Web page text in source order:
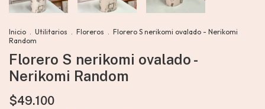
Inicio . Utilitarios . Floreros . Florero S nerikomi ovalado - Nerikomi
Random
Florero S nerikomi ovalado -
Nerikomi Random
$49.100